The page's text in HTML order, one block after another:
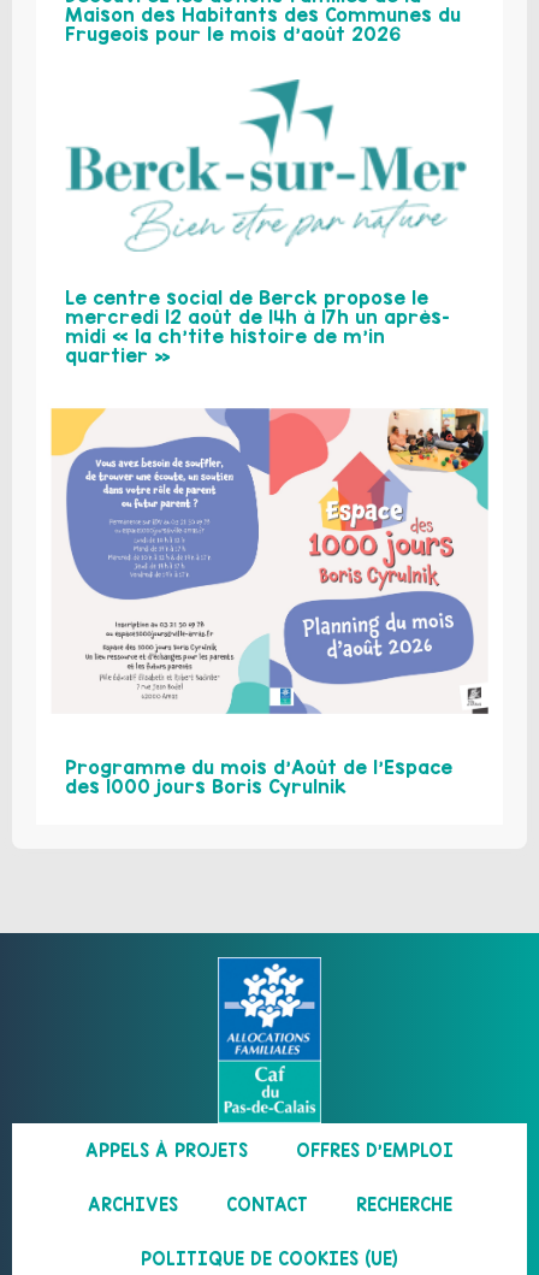
Maison des Habitants des Communes du
Frugeois pour le mois d’août 2026
Le centre social de Berck propose le
mercredi 12 août de 14h à 17h un après-
midi « la ch’tite histoire de m’in
quartier »
Programme du mois d’Août de l’Espace
des 1000 jours Boris Cyrulnik
APPELS À PROJETS OFFRES D’EMPLOI
ARCHIVES CONTACT RECHERCHE
POLITIQUE DE COOKIES (UE)